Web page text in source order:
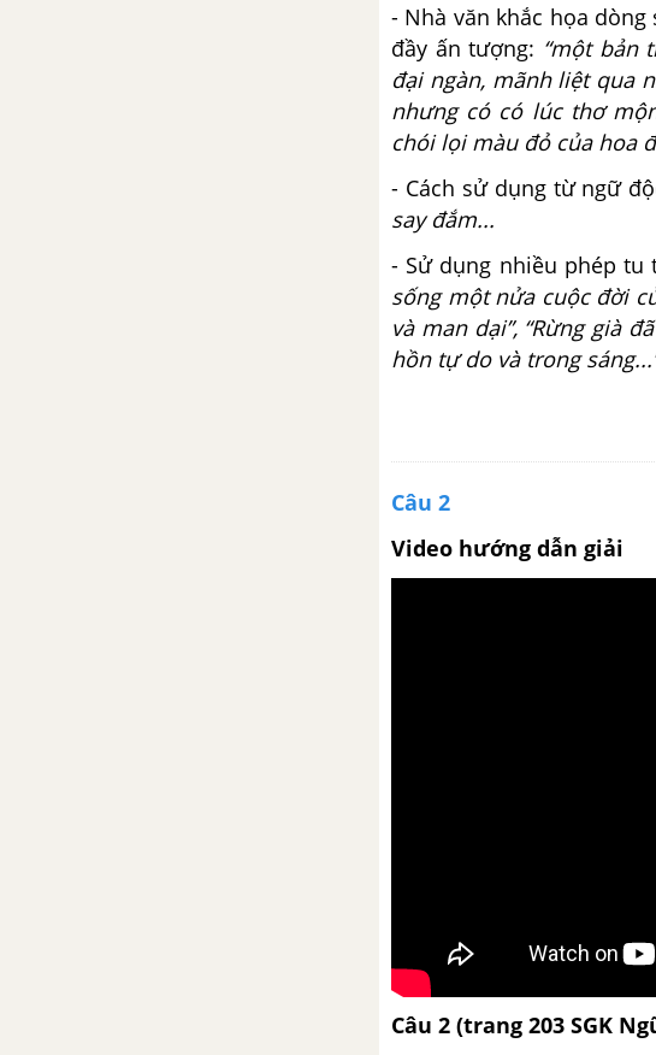
- Nhà văn khắc họa
đầy ấn tượng: “một bản
đại ngàn, mãnh liệt qua
nhưng có có lúc thơ
chói lọi màu đỏ của hoa
- Cách sử dụng từ ngữ
say đắm...
- Sử dụng nhiều phép tu
sống một nửa cuộc đời
và man dại”, “Rừng già
hồn tự do và trong
Câu 2
Video hướng dẫn giải
Câu 2 (trang 203 SGK